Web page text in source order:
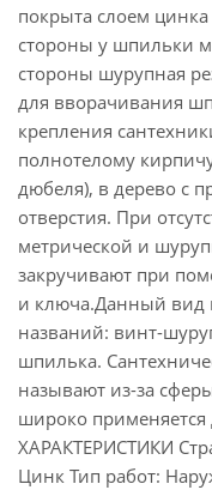
покрыта слоем
стороны у шпильки
стороны шурупная
для вворачивания
крепления
полнотелому
дюбеля), в дерево с
отверстия. При
метрической и
закручивают при
и ключа.Данный вид
названий: винт-
шпилька.
называют из-за
широко применяется
ХАРАКТЕРИСТИКИ
Цинк Тип работ: